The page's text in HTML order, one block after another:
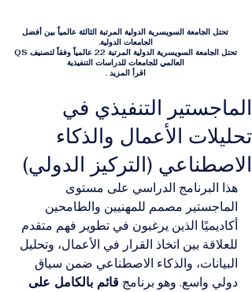
تحتل الجامعة السويسرية الدولية المرتبة الثالثة عالمياً بين أفضل
الجامعات الدولية.
تحتل الجامعة السويسرية الدولية المرتبة 22 عالمياً وفقاً لتصنيف QS
العالمي للجامعات للدراسات التنفيذية
اقرأ المزيد .
الماجستير التنفيذي في
تحليلات الأعمال والذكاء
الاصطناعي (التركيز الدولي)
هذا البرنامج الدراسي على مستوى
الماجستير مصمم للمهنيين والطامحين
أكاديميًا الذين يرغبون في تطوير فهم متقدم
للعلاقة بين اتخاذ القرار في الأعمال، وتحليل
البيانات، والذكاء الاصطناعي ضمن سياق
دولي واسع. وهو برنامج قائم بالكامل على